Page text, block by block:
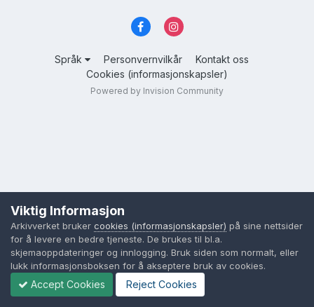
Språk Personvernvilkår
Kontakt oss
Cookies (informasjonskapsler)
Powered by Invision Community
Viktig Informasjon
Arkivverket bruker cookies (informasjonskapsler) på sine nettsider
for å levere en bedre tjeneste. De brukes til bl.a.
skjemaoppdateringer og innlogging. Bruk siden som normalt, eller
lukk informasjonsboksen for å akseptere bruk av cookies.
Accept Cookies Reject Cookies